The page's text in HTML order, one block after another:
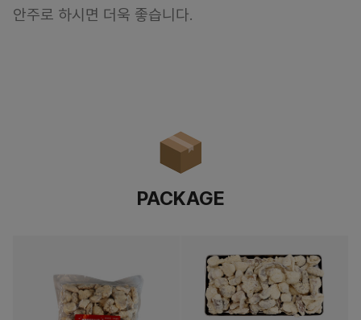
안주로 하시면 더욱 좋습니다.
PACKAGE